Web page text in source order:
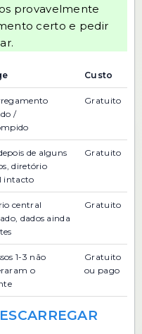
provavelmente
certo e pedir
Custo
/
Gratuito
de alguns
diretório
intacto
Gratuito
central
dados ainda
Gratuito
1-3 não
o
Gratuito
ou pago